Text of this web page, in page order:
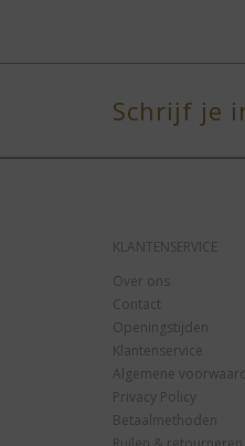
Schrijf je
KLANTENSERVICE
Over ons
Contact
Openingstijden
Klantenservice
Algemene
Privacy Policy
Betaalmethoden